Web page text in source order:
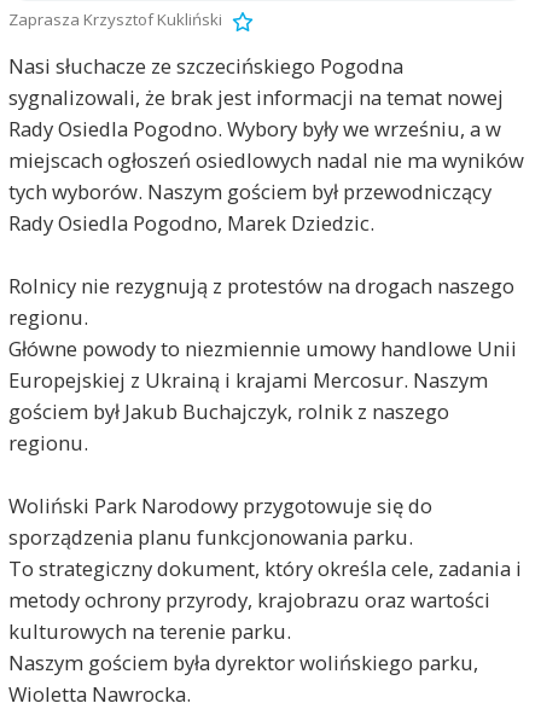
Zaprasza Krzysztof Kukliński
Nasi słuchacze ze szczecińskiego Pogodna
sygnalizowali, że brak jest informacji na temat nowej
Rady Osiedla Pogodno. Wybory były we wrześniu, a w
miejscach ogłoszeń osiedlowych nadal nie ma wyników
tych wyborów. Naszym gościem był przewodniczący
Rady Osiedla Pogodno, Marek Dziedzic.
Rolnicy nie rezygnują z protestów na drogach naszego
regionu.
Główne powody to niezmiennie umowy handlowe Unii
Europejskiej z Ukrainą i krajami Mercosur. Naszym
gościem był Jakub Buchajczyk, rolnik z naszego
regionu.
Woliński Park Narodowy przygotowuje się do
sporządzenia planu funkcjonowania parku.
To strategiczny dokument, który określa cele, zadania i
metody ochrony przyrody, krajobrazu oraz wartości
kulturowych na terenie parku.
Naszym gościem była dyrektor wolińskiego parku,
Wioletta Nawrocka.